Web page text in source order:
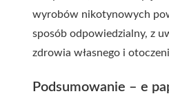
wyrobów nikotynowych
sposób odpowiedzialny, z
zdrowia własnego i
Podsumowanie – e